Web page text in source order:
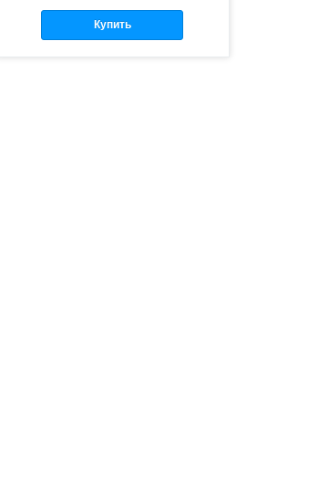
Купить